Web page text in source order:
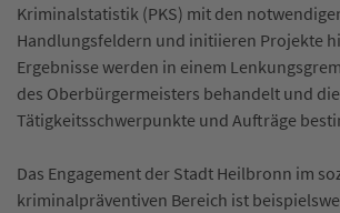
Kriminalstatistik (PKS) mit den
Handlungsfeldern und initiieren Projekte
Ergebnisse werden in einem
des Oberbürgermeisters behandelt und
Tätigkeitsschwerpunkte und Aufträge
Das Engagement der Stadt Heilbronn im
kriminalpräventiven Bereich ist